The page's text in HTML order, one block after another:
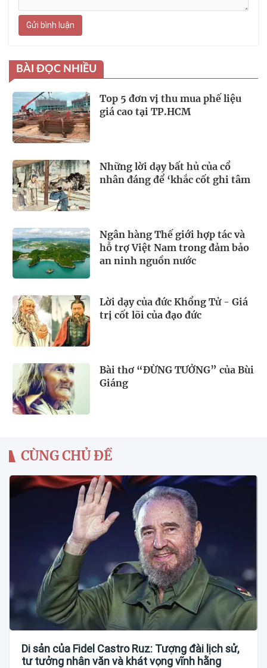
Gửi bình luận
BÀI ĐỌC NHIỀU
Top 5 đơn vị thu mua phế liệu
giá cao tại TP.HCM
Những lời dạy bất hủ của cổ
nhân đáng để ‘khắc cốt ghi tâm
Ngân hàng Thế giới hợp tác và
hỗ trợ Việt Nam trong đảm bảo
an ninh nguồn nước
Lời dạy của đức Khổng Tử - Giá
trị cốt lõi của đạo đức
Bài thơ “ĐỪNG TƯỞNG” của Bùi
Giáng
CÙNG CHỦ ĐỀ
Di sản của Fidel Castro Ruz: Tượng đài lịch sử,
tư tưởng nhân văn và khát vọng vĩnh hằng